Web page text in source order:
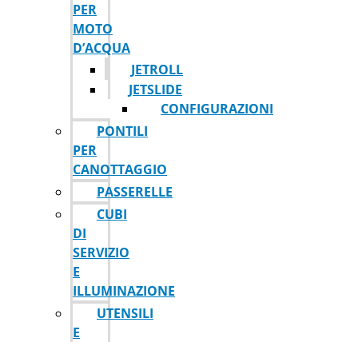
PER
MOTO
D’ACQUA
JETROLL
JETSLIDE
CONFIGURAZIONI
PONTILI
PER
CANOTTAGGIO
PASSERELLE
CUBI
DI
SERVIZIO
E
ILLUMINAZIONE
UTENSILI
E